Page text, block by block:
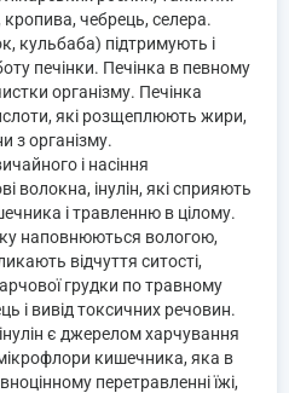
чебрець, селера.
кульбаба) підтримують і
печінки. Печінка в певному
організму. Печінка
які розщеплюють жири,
з організму.
і насіння
волокна, інулін, які сприяють
і травленню в цілому.
наповнюються вологою,
відчуття ситості,
грудки по травному
і вивід токсичних речовин.
є джерелом харчування
кишечника, яка в
перетравленні їжі,